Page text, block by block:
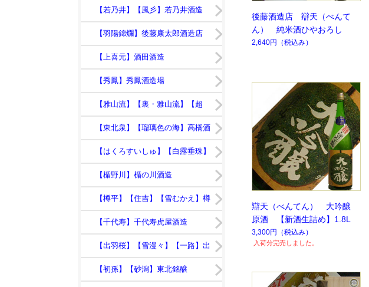
後藤酒造店 辯天（べんて
ん） 純米酒ひやおろし
2,640円 （税込み）
辯天（べんてん） 大吟醸
原酒 【新酒生詰め】1.8L
3,300円 （税込み）
入荷分完売しました。
【若乃井】【風彡】若乃井酒造
【羽陽錦爛】後藤康太郎酒造店
【上喜元】酒田酒造
【秀鳳】秀鳳酒造場
【雅山流】【裏・雅山流】【超
裏・雅山流】新藤酒造店
【東北泉】【瑠璃色の海】高橋酒
造店【はくろすいしゅ】【白露垂珠】
【竹の露】竹の露
【楯野川】楯の川酒造
【樽平】【住吉】【雪むかえ】樽
平酒造
【千代寿】千代寿虎屋酒造
【出羽桜】【雪漫々】【一路】出
羽桜酒造
【初孫】【砂潟】東北銘醸